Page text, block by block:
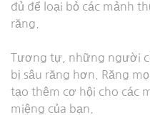
đủ để loại bỏ các mảnh
răng.
Tương tự, những người
bị sâu răng hơn. Răng
tạo thêm cơ hội cho các
miệng của bạn.